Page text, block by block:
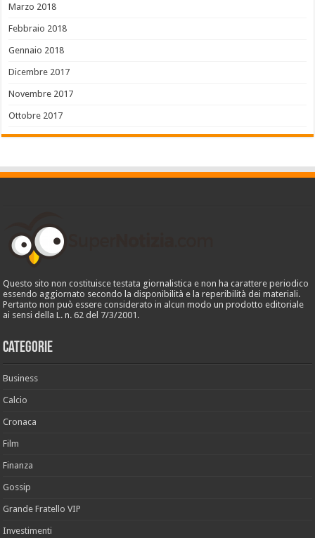
Marzo 2018
Febbraio 2018
Gennaio 2018
Dicembre 2017
Novembre 2017
Ottobre 2017
Questo sito non costituisce testata giornalistica e non ha carattere periodico
essendo aggiornato secondo la disponibilità e la reperibilità dei materiali.
Pertanto non può essere considerato in alcun modo un prodotto editoriale
ai sensi della L. n. 62 del 7/3/2001.
Categorie
Business
Calcio
Cronaca
Film
Finanza
Gossip
Grande Fratello VIP
Investimenti